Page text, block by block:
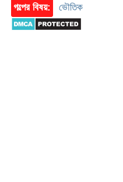
গল্পের বিষয়: ভৌতিক